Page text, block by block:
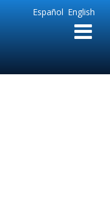
English
Español